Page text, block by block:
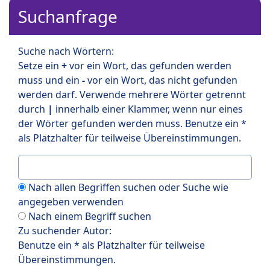
Suchanfrage
Suche nach Wörtern:
Setze ein +vor ein Wort, das gefunden werden
muss und ein -vor ein Wort, das nicht gefunden
werden darf. Verwende mehrere Wörter getrennt
durch | innerhalb einer Klammer, wenn nur eines
der Wörter gefunden werden muss. Benutze ein *
als Platzhalter für teilweise Übereinstimmungen.
Nach allen Begriffen suchen oder Suche wie
angegeben verwenden
Nach einem Begriff suchen
Zu suchender Autor:
Benutze ein * als Platzhalter für teilweise
Übereinstimmungen.